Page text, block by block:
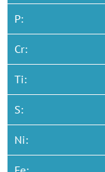
P:
Cr:
Ti:
S:
Ni: